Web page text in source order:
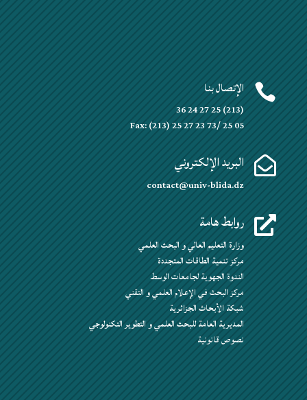
 الإتصال بنا
(213) 25 27 24 36
Fax: (213) 25 27 23 73/ 25 05
 البريد الإلكتروني
contact@univ-blida.dz
 روابط هامة
وزارة التعليم العالي و البحث العلمي
مركز تنمية الطاقات المتجددة
الندوة الجهوية لجامعات الوسط
مركز البحث في الإعلام العلمي و التقني
شبكة الأبحاث الجزائرية
المديرية العامة للبحث العلمي و التطوير التكنولوجي
نصوص قانونية